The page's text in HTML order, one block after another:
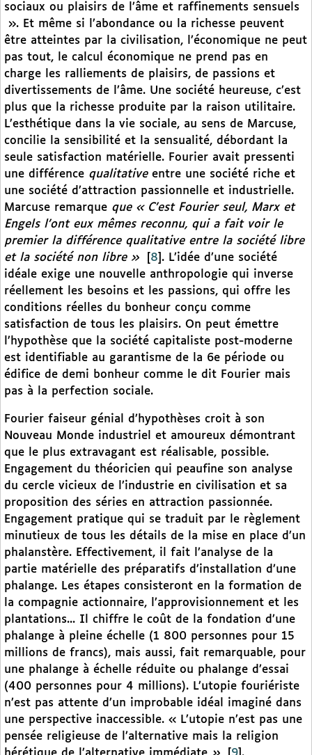
sociaux ou plaisirs de l’âme et raffinements sensuels
». Et même si l’abondance ou la richesse peuvent
être atteintes par la civilisation, l’économique ne peut
pas tout, le calcul économique ne prend pas en
charge les ralliements de plaisirs, de passions et
divertissements de l’âme. Une société heureuse, c’est
plus que la richesse produite par la raison utilitaire.
L’esthétique dans la vie sociale, au sens de Marcuse,
concilie la sensibilité et la sensualité, débordant la
seule satisfaction matérielle. Fourier avait pressenti
une différence qualitativeentre une société riche et
une société d’attraction passionnelle et industrielle.
Marcuse remarque que « C’est Fourier seul, Marx et
Engels l’ont eux mêmes reconnu, qui a fait voir le
premier la différence qualitative entre la société libre
et la société non libre »
8 . L’idée d’une société
idéale exige une nouvelle anthropologie qui inverse
réellement les besoins et les passions, qui offre les
conditions réelles du bonheur conçu comme
satisfaction de tous les plaisirs. On peut émettre
l’hypothèse que la société capitaliste post-moderne
est identifiable au garantisme de la 6e période ou
édifice de demi bonheur comme le dit Fourier mais
pas à la perfection sociale.
Fourier faiseur génial d’hypothèses croit à son
Nouveau Monde industriel et amoureux démontrant
que le plus extravagant est réalisable, possible.
Engagement du théoricien qui peaufine son analyse
du cercle vicieux de l’industrie en civilisation et sa
proposition des séries en attraction passionnée.
Engagement pratique qui se traduit par le règlement
minutieux de tous les détails de la mise en place d’un
phalanstère. Effectivement, il fait l’analyse de la
partie matérielle des préparatifs d’installation d’une
phalange. Les étapes consisteront en la formation de
la compagnie actionnaire, l’approvisionnement et les
plantations... Il chiffre le coût de la fondation d’une
phalange à pleine échelle (1 800 personnes pour 15
millions de francs), mais aussi, fait remarquable, pour
une phalange à échelle réduite ou phalange d’essai
(400 personnes pour 4 millions). L’utopie fouriériste
n’est pas attente d’un improbable idéal imaginé dans
une perspective inaccessible. « L’utopie n’est pas une
pensée religieuse de l’alternative mais la religion